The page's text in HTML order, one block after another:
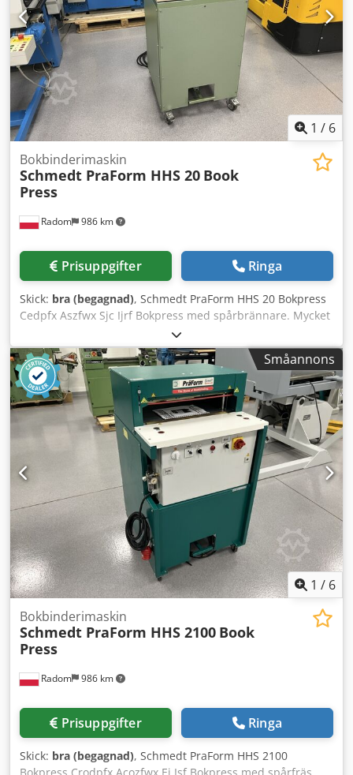
1 / 6
Radom 986 km
Bokbinderimaskin
Schmedt PraForm HHS 20 Book
Press
Prisuppgifter Ringa
Skick: bra (begagnad), Schmedt PraForm HHS 20 Bokpress
Cedpfx Aszfwx Sjc Ijrf Bokpress med spårbrännare. Mycket
gott skick. Maskinen kommer från en skola. Tillverkad av
Schmedt, Tyskland. Tekniska specifikationer: Max format:
350 x 380 x 110 mm Vikt: 250 kg Strömförsörjning: 380V
Flexibel temperaturkontroll.
Småannons
1 / 6
Radom 986 km
Bokbinderimaskin
Schmedt PraForm HHS 2100 Book
Press
Prisuppgifter Ringa
Skick: bra (begagnad), Schmedt PraForm HHS 2100